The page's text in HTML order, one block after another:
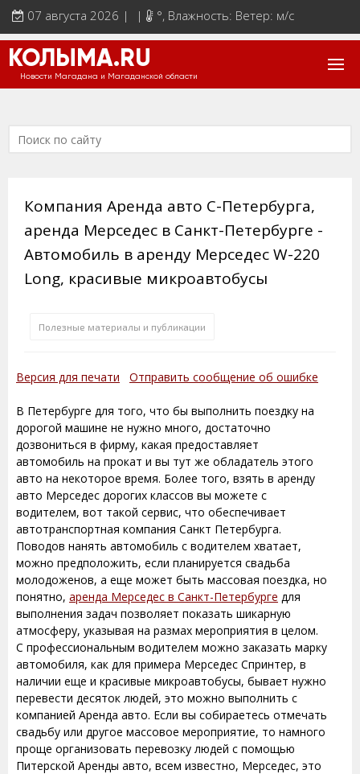
07 августа 2026 | | °, Влажность: Ветер: м/с
КОЛЫМА.RU
Новости Магадана и Магаданской области
Компания Аренда авто С-Петербурга,
аренда Мерседес в Санкт-Петербурге -
Автомобиль в аренду Мерседес W-220
Long, красивые микроавтобусы
Полезные материалы и публикации
Версия для печати Отправить сообщение об ошибке
В Петербурге для того, что бы выполнить поездку на
дорогой машине не нужно много, достаточно
дозвониться в фирму, какая предоставляет
автомобиль на прокат и вы тут же обладатель этого
авто на некоторое время. Более того, взять в аренду
авто Мерседес дорогих классов вы можете с
водителем, вот такой сервис, что обеспечивает
автотранспортная компания Санкт Петербурга.
Поводов нанять автомобиль с водителем хватает,
можно предположить, если планируется свадьба
молодоженов, а еще может быть массовая поездка, но
понятно, аренда Мерседес в Санкт-Петербурге для
выполнения задач позволяет показать шикарную
атмосферу, указывая на размах мероприятия в целом.
С профессиональным водителем можно заказать марку
автомобиля, как для примера Мерседес Спринтер, в
наличии еще и красивые микроавтобусы, бывает нужно
перевести десяток людей, это можно выполнить с
компанией Аренда авто. Если вы собираетесь отмечать
свадьбу или другое массовое мероприятие, то намного
проще организовать перевозку людей с помощью
Питерской Аренды авто, всем известно, Мерседес, это